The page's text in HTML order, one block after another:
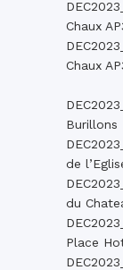
Chaux
Chaux
Burillons
de
du
Place